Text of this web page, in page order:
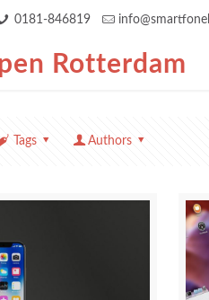
0181-846819
Rotterdam
Tags Authors